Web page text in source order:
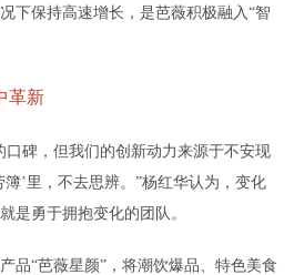
下保持高速增长，是芭薇积极融入“智
革新
口碑，但我们的创新动力来源于不安现
’里，不去思辨。”杨红华认为，变化
是勇于拥抱变化的团队。
品“芭薇星颜”，将潮饮爆品、特色美食